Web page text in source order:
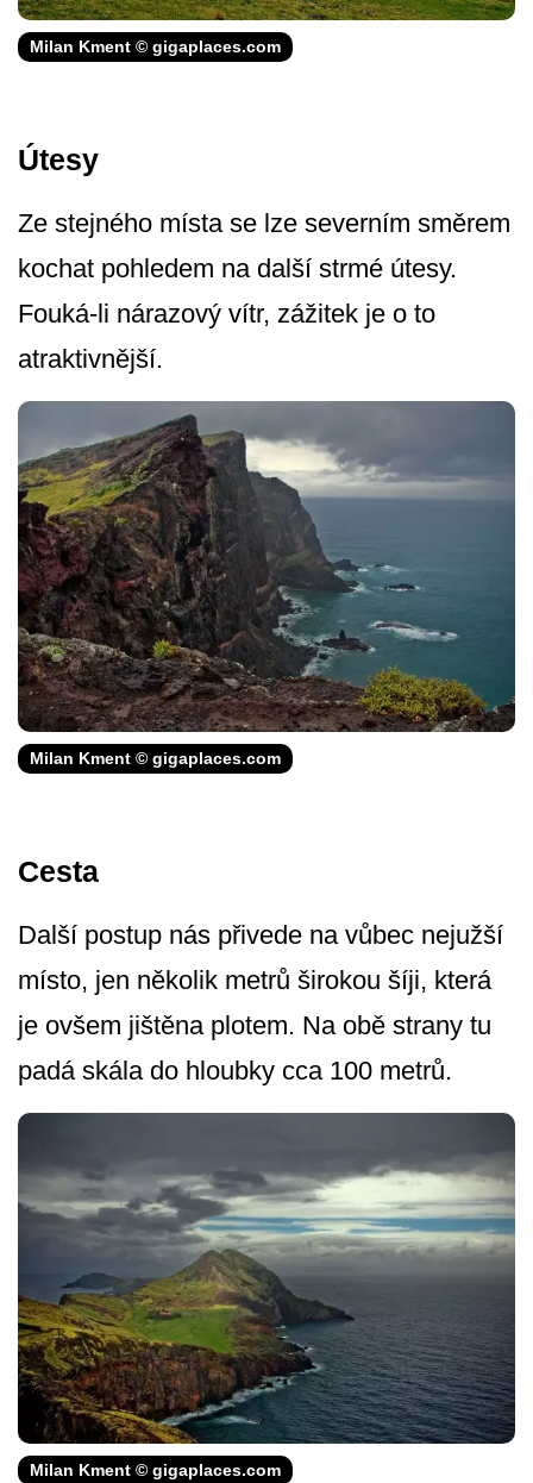
Milan Kment © gigaplaces.com
Útesy
Ze stejného místa se lze severním směrem
kochat pohledem na další strmé útesy.
Fouká-li nárazový vítr, zážitek je o to
atraktivnější.
Milan Kment © gigaplaces.com
Cesta
Další postup nás přivede na vůbec nejužší
místo, jen několik metrů širokou šíji, která
je ovšem jištěna plotem. Na obě strany tu
padá skála do hloubky cca 100 metrů.
Milan Kment © gigaplaces.com